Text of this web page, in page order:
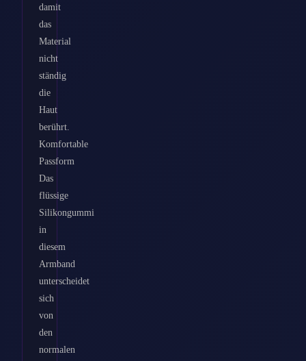
damit
das
Material
nicht
ständig
die
Haut
berührt.
Komfortable
Passform
Das
flüssige
Silikongummi
in
diesem
Armband
unterscheidet
sich
von
den
normalen